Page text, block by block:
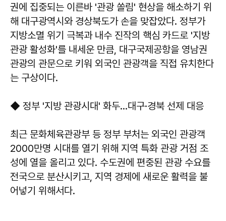
권에 집중되는 이른바 '관광 쏠림' 현상을 해소하기 위
해 대구광역시와 경상북도가 손을 맞잡았다. 정부가
지방소멸 위기 극복과 내수 진작의 핵심 카드로 '지방
관광 활성화'를 내세운 만큼, 대구국제공항을 영남권
관광의 관문으로 키워 외국인 관광객을 직접 유치한다
는 구상이다.
◆ 정부 '지방 관광시대' 화두…대구·경북 선제 대응
최근 문화체육관광부 등 정부 부처는 외국인 관광객
2000만명 시대를 열기 위해 지역 특화 관광 거점 조
성에 열을 올리고 있다. 수도권에 편중된 관광 수요를
전국으로 분산시키고, 지역 경제에 새로운 활력을 불
어넣기 위해서다.